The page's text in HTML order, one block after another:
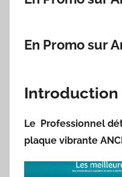
En Promo sur
Introduction
Le Professionnel
plaque vibrante